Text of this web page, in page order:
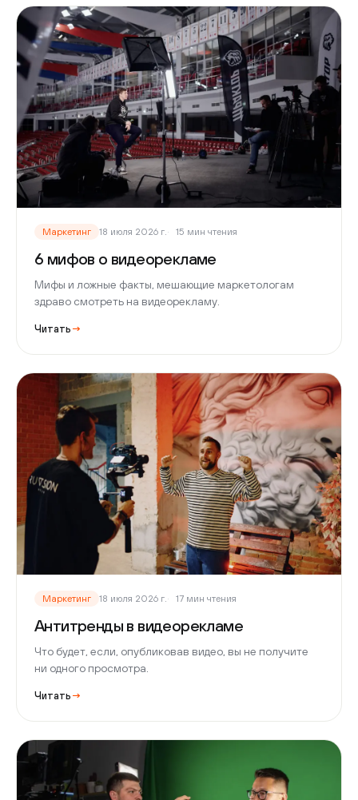
Маркетинг 18 июля 2026 г. 15 мин чтения
6 мифов о видеорекламе
Мифы и ложные факты, мешающие маркетологам
здраво смотреть на видеорекламу.
Читать →
Маркетинг 18 июля 2026 г. 17 мин чтения
Антитренды в видеорекламе
Что будет, если, опубликовав видео, вы не получите
ни одного просмотра.
Читать →